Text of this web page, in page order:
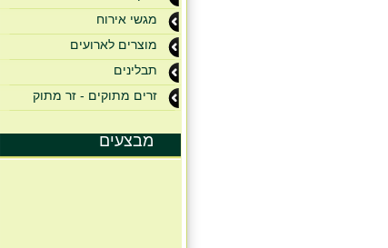
מגשי אירוח
מוצרים לארועים
תבלינים
זרים מתוקים - זר מתוק
מבצעים